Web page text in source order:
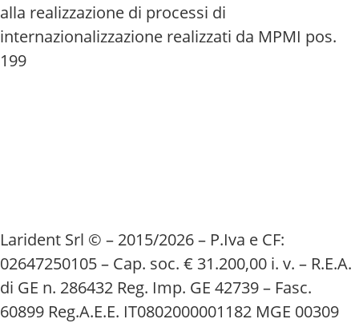
alla realizzazione di processi di
internazionalizzazione realizzati da MPMI pos.
199
Larident Srl © – 2015/2026 – P.Iva e CF:
02647250105 – Cap. soc. € 31.200,00 i. v. – R.E.A.
di GE n. 286432 Reg. Imp. GE 42739 – Fasc.
60899 Reg.A.E.E. IT0802000001182 MGE 00309